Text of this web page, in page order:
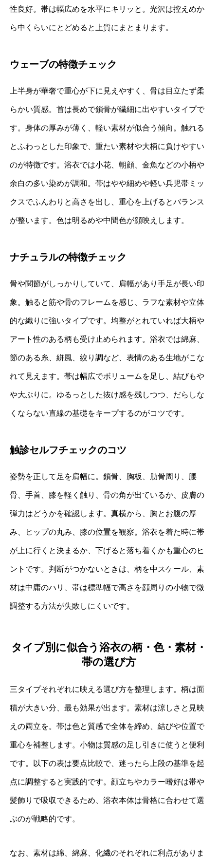
性良好。帯は幅広めを水平にキリッと。光沢は控えめか
ら中くらいにとどめると上質にまとまります。
ウェーブの特徴チェック
上半身が華奢で重心が下に見えやすく、骨は目立たず柔
らかい質感。首は長めで鎖骨が繊細に出やすいタイプで
す。身体の厚みが薄く、軽い素材が似合う傾向。触れる
とふわっとした印象で、重たい素材や大柄に負けやすい
のが特徴です。浴衣では小花、朝顔、金魚などの小柄や
余白の多い染めが調和。帯はやや細めや軽い兵児帯ミッ
クスでふんわりと高さを出し、重心を上げるとバランス
が整います。色は明るめや中間色が顔映えします。
ナチュラルの特徴チェック
骨や関節がしっかりしていて、肩幅があり手足が長い印
象。触ると筋や骨のフレームを感じ、ラフな素材や立体
的な織りに強いタイプです。均整がとれていれば大柄や
アート性のある柄も受け止められます。浴衣では綿麻、
節のある糸、絣風、絞り調など、表情のある生地がこな
れて見えます。帯は幅広でボリュームを足し、結びもや
や大ぶりに。ゆるっとした抜け感を残しつつ、だらしな
くならない直線の基礎をキープするのがコツです。
触診セルフチェックのコツ
姿勢を正して足を肩幅に。鎖骨、胸板、肋骨周り、腰
骨、手首、膝を軽く触り、骨の角が出ているか、皮膚の
弾力はどうかを確認します。真横から、胸とお腹の厚
み、ヒップの丸み、膝の位置を観察。浴衣を着た時に帯
が上に行くと決まるか、下げると落ち着くかも重心のヒ
ントです。判断がつかないときは、柄を中スケール、素
材は中庸のハリ、帯は標準幅で高さを顔周りの小物で微
調整する方法が失敗しにくいです。
タイプ別に似合う浴衣の柄・色・素材・
帯の選び方
三タイプそれぞれに映える選び方を整理します。柄は面
積が大きい分、最も効果が出ます。素材は涼しさと見映
えの両立を。帯は色と質感で全体を締め、結びや位置で
重心を補整します。小物は質感の足し引きに使うと便利
です。以下の表は要点比較で、迷ったら上段の基準を起
点に調整すると実践的です。顔立ちやカラー嗜好は帯や
髪飾りで吸収できるため、浴衣本体は骨格に合わせて選
ぶのが戦略的です。
なお、素材は綿、綿麻、化繊のそれぞれに利点がありま